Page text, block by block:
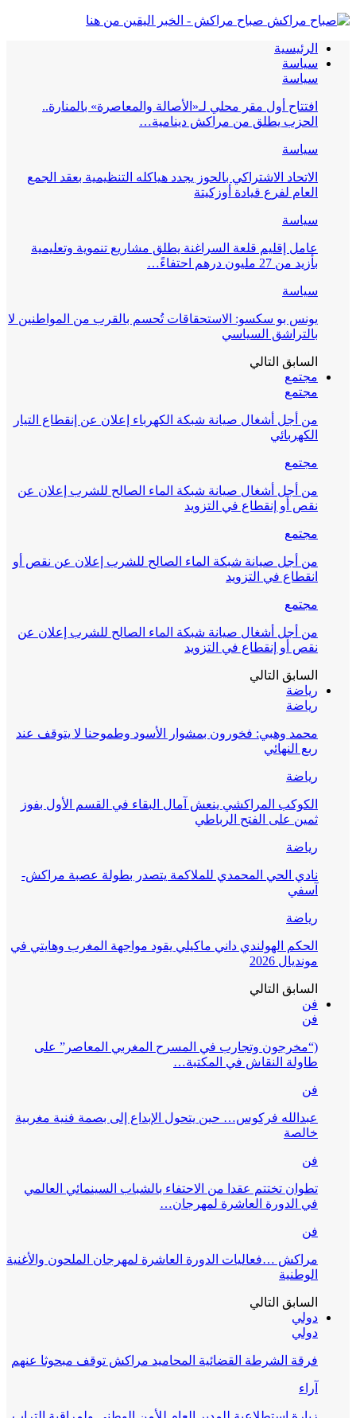
صباح مراكش - الخبر اليقين من هنا
الرئيسية
سياسة
سياسة
افتتاح أول مقر محلي لـ«الأصالة والمعاصرة» بالمنارة..
الحزب يطلق من مراكش دينامية…
سياسة
الاتحاد الاشتراكي بالحوز يجدد هياكله التنظيمية بعقد الجمع
العام لفرع قيادة أوزكيتة
سياسة
عامل إقليم قلعة السراغنة يطلق مشاريع تنموية وتعليمية
بأزيد من 27 مليون درهم احتفاءً…
سياسة
يونس بو سكسو: الاستحقاقات تُحسم بالقرب من المواطنين لا
بالتراشق السياسي
السابق التالي
مجتمع
مجتمع
من أجل أشغال صيانة شبكة الكهرباء إعلان عن إنقطاع التيار
الكهربائي
مجتمع
من أجل أشغال صيانة شبكة الماء الصالح للشرب إعلان عن
نقص أو إنقطاع في التزويد
مجتمع
من أجل صيانة شبكة الماء الصالح للشرب إعلان عن نقص أو
انقطاع في التزويد
مجتمع
من أجل أشغال صيانة شبكة الماء الصالح للشرب إعلان عن
نقص أو إنقطاع في التزويد
السابق التالي
رياضة
رياضة
محمد وهبي: فخورون بمشوار الأسود وطموحنا لا يتوقف عند
ربع النهائي
رياضة
الكوكب المراكشي ينعش آمال البقاء في القسم الأول بفوز
ثمين على الفتح الرباطي
رياضة
نادي الحي المحمدي للملاكمة يتصدر بطولة عصبة مراكش-
آسفي
رياضة
الحكم الهولندي داني ماكيلي يقود مواجهة المغرب وهايتي في
مونديال 2026
السابق التالي
فن
فن
(“مخرجون وتجارب في المسرح المغربي المعاصر” على
طاولة النقاش في المكتبة…
فن
عبدالله فركوس… حين يتحول الإبداع إلى بصمة فنية مغربية
خالصة
فن
تطوان تختتم عقدا من الاحتفاء بالشباب السينمائي العالمي
في الدورة العاشرة لمهرجان…
فن
مراكش …فعاليات الدورة العاشرة لمهرجان الملحون والأغنية
الوطنية
السابق التالي
دولي
دولي
فرقة الشرطة القضائية المحاميد مراكش توقف مبحوثا عنهم
آراء